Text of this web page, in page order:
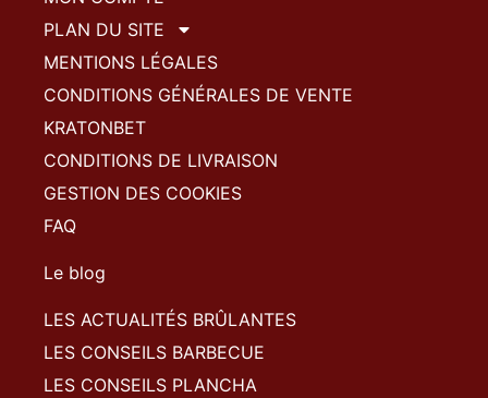
PLAN DU SITE
MENTIONS LÉGALES
CONDITIONS GÉNÉRALES DE VENTE
KRATONBET
CONDITIONS DE LIVRAISON
GESTION DES COOKIES
FAQ
Le blog
LES ACTUALITÉS BRÛLANTES
LES CONSEILS BARBECUE
LES CONSEILS PLANCHA